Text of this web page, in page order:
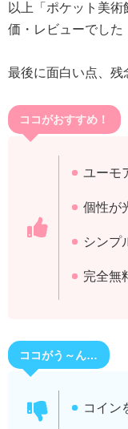
以上「ポケット美
価・レビューでした
最後に面白い点、残
ココがおすすめ！
ユーモ
個性が
シンプ
完全無
ココがう～ん…
コイン